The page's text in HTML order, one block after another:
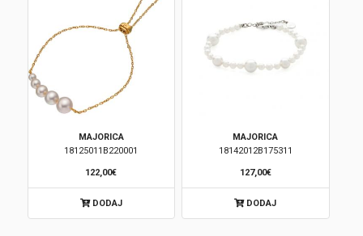
MAJORICA
18125011B220001
122,00€
DODAJ
MAJORICA
18142012B175311
127,00€
DODAJ